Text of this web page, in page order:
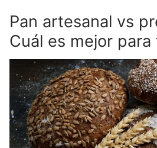
Pan artesanal vs
Cuál es mejor